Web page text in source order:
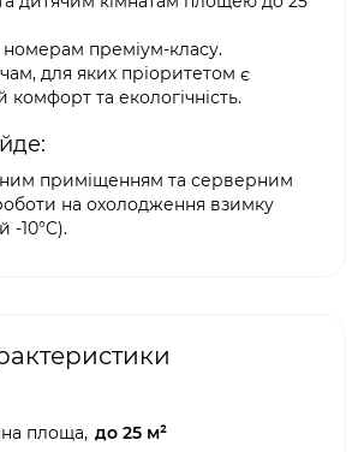
номерам преміум-класу.
для яких пріоритетом є
комфорт та екологічність.
приміщенням та серверним
на охолодження взимку
10°C).
площа, до 25 м²